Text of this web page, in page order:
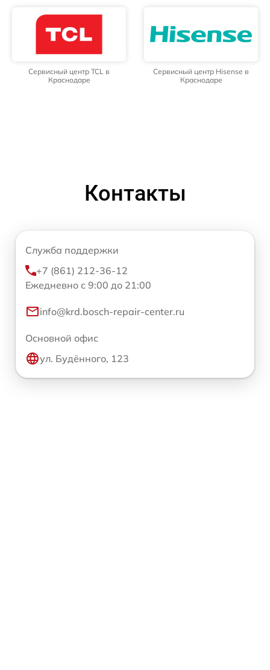
Сервисный центр TCL в
Краснодаре
Сервисный центр Hisense в
Краснодаре
Контакты
Служба поддержки
+7 (861) 212-36-12
Ежедневно с 9:00 до 21:00
info@krd.bosch-repair-center.ru
Основной офис
ул. Будённого, 123